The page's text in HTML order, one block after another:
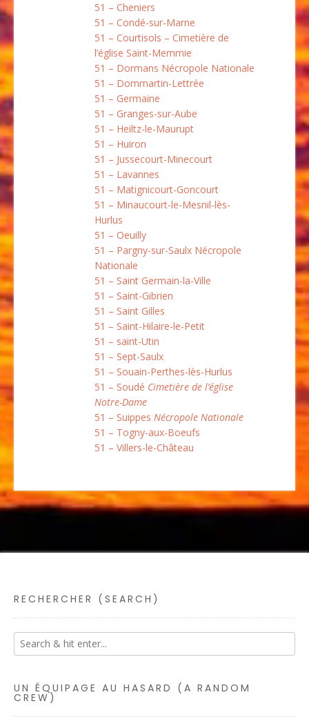
51 – Cheniers
51 – Condé-sur-Marne
51 – Courtisols – Cimetière de
l’église Saint-Memmie
51 – Dormans Nécropole Nationale
51 – Dommartin-Lettrée
51 – Germaine
51 – Granges-sur-Aube
51 – Heiltz-le-Maurupt
51 – Huiron
51 – Jussecourt-Minecourt
51 – Lavannes
51 – Matignicourt-Goncourt
51 – Minaucourt-le-Mesnil-lès-
Hurlus
51 – Oeuilly
51 – Pargny-sur-Saulx Nécropole
Nationale
51 – Saint Germain-la-Ville
51 – Saint-Gibrien
51 – Saint Gilles
51 – Saint-Hilaire-le-Petit
51 – saint-Utin
51 – Sept-Saulx
51 – Souain-Perthes-lès-Hurlus
51 – Soudé Cimetière de l’église
Notre-Dame
51 – Suippes Nécropole Nationale
51 – Togny-aux-Boeufs
51 – Villers-le-Château
RECHERCHER (SEARCH)
UN ÉQUIPAGE AU HASARD (A RANDOM
CREW)